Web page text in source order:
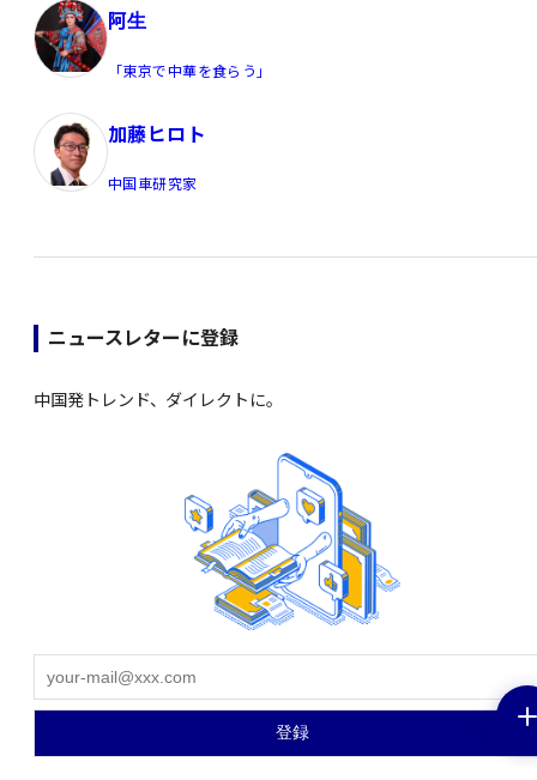
阿生
「東京で中華を食らう」
加藤ヒロト
中国車研究家
ニュースレターに登録
中国発トレンド、ダイレクトに。